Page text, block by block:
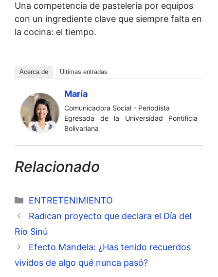
Una competencia de pastelería por equipos
con un ingrediente clave que siempre falta en
la cocina: el tiempo.
Acerca de Últimas entradas
María
Comunicadora Social - Periodista
Egresada de la Universidad Pontificia
Bolivariana
Relacionado
Categorías
ENTRETENIMIENTO
Radican proyecto que declara el Día del
Río Sinú
Efecto Mandela: ¿Has tenido recuerdos
vividos de algo qué nunca pasó?